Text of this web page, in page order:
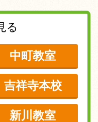
る
中町教室
吉祥寺本校
新川教室